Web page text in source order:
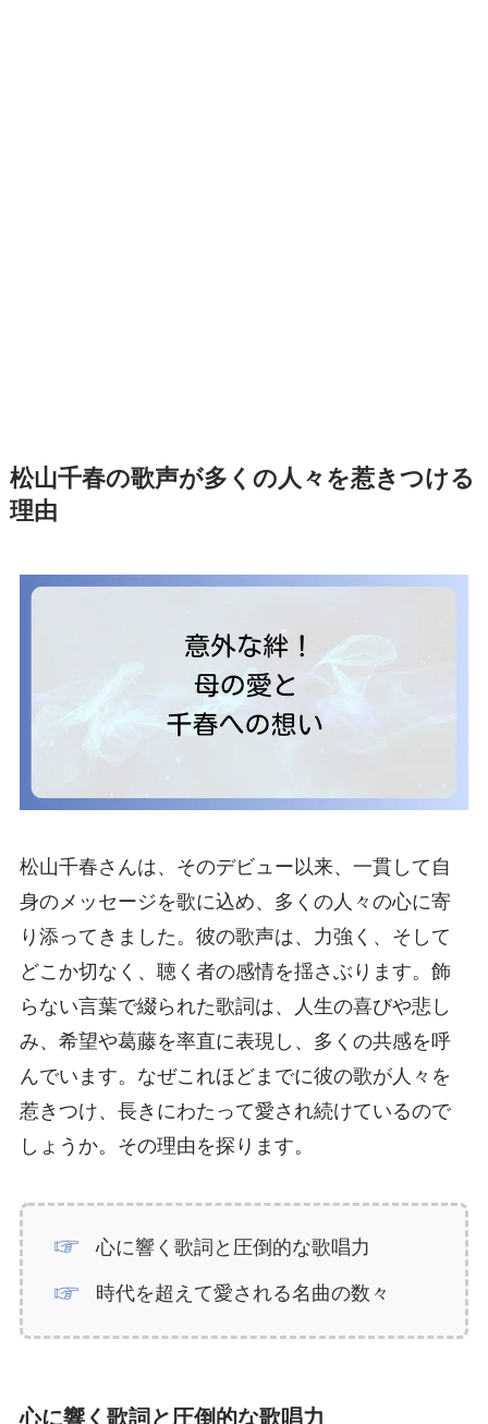
松山千春の歌声が多くの人々を惹きつける
理由
松山千春さんは、そのデビュー以来、一貫して自
身のメッセージを歌に込め、多くの人々の心に寄
り添ってきました。彼の歌声は、力強く、そして
どこか切なく、聴く者の感情を揺さぶります。飾
らない言葉で綴られた歌詞は、人生の喜びや悲し
み、希望や葛藤を率直に表現し、多くの共感を呼
んでいます。なぜこれほどまでに彼の歌が人々を
惹きつけ、長きにわたって愛され続けているので
しょうか。その理由を探ります。
心に響く歌詞と圧倒的な歌唱力
時代を超えて愛される名曲の数々
心に響く歌詞と圧倒的な歌唱力